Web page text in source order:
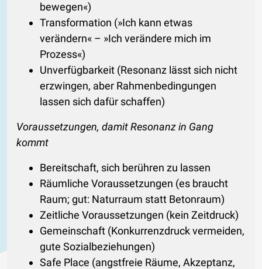
bewegen«)
Transformation (»Ich kann etwas
verändern« – »Ich verändere mich im
Prozess«)
Unverfügbarkeit (Resonanz lässt sich nicht
erzwingen, aber Rahmenbedingungen
lassen sich dafür schaffen)
Voraussetzungen, damit Resonanz in Gang
kommt
Bereitschaft, sich berühren zu lassen
Räumliche Voraussetzungen (es braucht
Raum; gut: Naturraum statt Betonraum)
Zeitliche Voraussetzungen (kein Zeitdruck)
Gemeinschaft (Konkurrenzdruck vermeiden,
gute Sozialbeziehungen)
Safe Place (angstfreie Räume, Akzeptanz,